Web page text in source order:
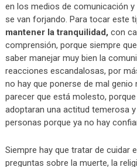
en los medios de comunicación
se van forjando. Para tocar este
mantener la tranquilidad, con
comprensión, porque siempre
saber manejar muy bien la
reacciones escandalosas, por
no hay que ponerse de mal genio
parecer que está molesto,
adoptaran una actitud temerosa
personas porque ya no hay
Siempre hay que tratar de cuidar
preguntas sobre la muerte, la